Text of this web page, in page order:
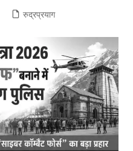
रुद्रप्रयाग